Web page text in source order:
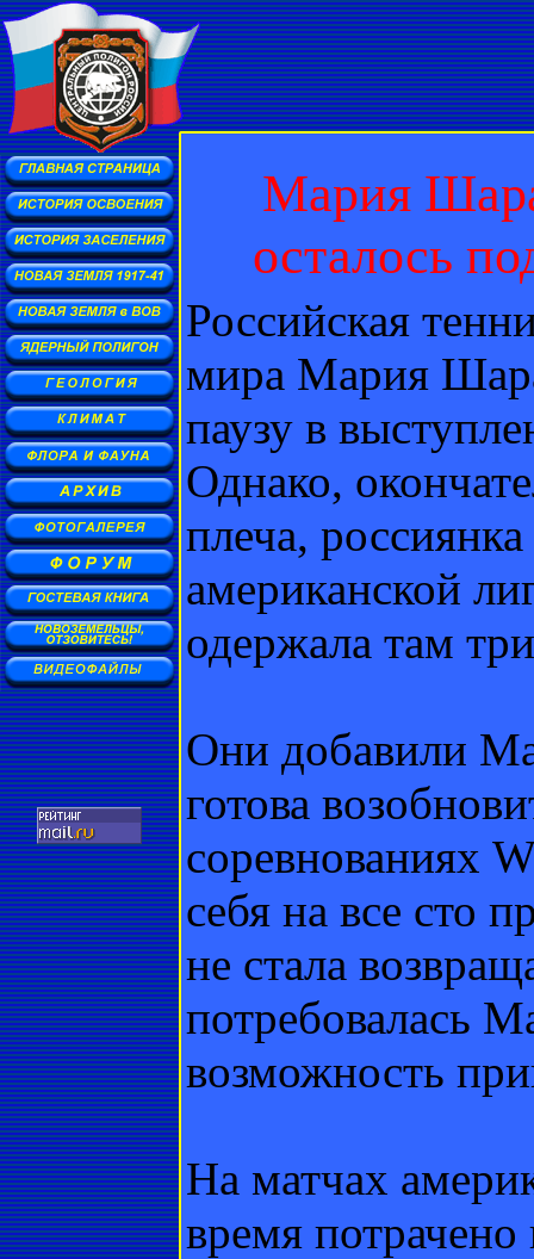
Мария
осталось
Российская
мира Мария
паузу в
Однако,
плеча,
американской
одержала там
Они добавили
готова
соревнованиях
себя на все сто
не стала
потребовалась
возможность
На матчах
время